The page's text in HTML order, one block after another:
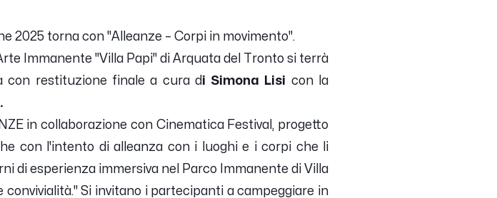
2025 torna con "Alleanze – Corpi in movimento".
Immanente "Villa Papi" di Arquata del Tronto si terrà
con restituzione finalea cura di Simona Lisi con la
in collaborazione con Cinematica Festival, progetto
con l'intento di alleanza con i luoghi e i corpi che li
di esperienza immersiva nel Parco Immanente di Villa
convivialità."Si invitano i partecipanti a campeggiare in